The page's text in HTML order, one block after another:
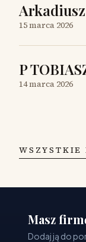
15 marca 2026
P
14 marca 2026
WSZYSTKIE
Masz
Dodaj ją do